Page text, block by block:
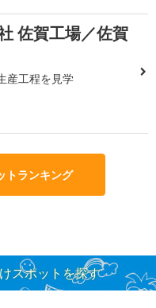
佐賀工場／佐賀
産工程を見学
トランキング
スポットを探す